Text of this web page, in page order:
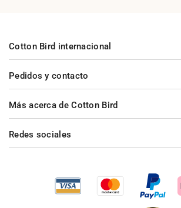
Pedidos y contacto
Más acerca de Cotton Bird
Cotton Bird internacional
Redes sociales